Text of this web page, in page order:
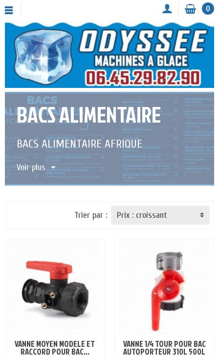
0
BACS ALIMENTAIRE
BACS ALIMENTAIRE AFRIQUE
Voir plus
Trier par :
EN STOCK
VANNE MOYEN MODELE ET
RACCORD POUR BAC...
EN STOCK
VANNE 1/4 TOUR POUR BAC
AUTOPORTEUR 310L 500L